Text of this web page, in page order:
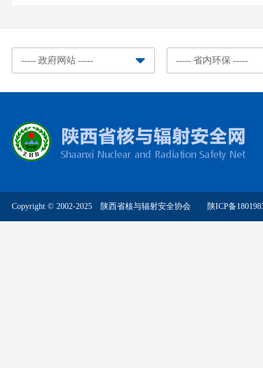
Copyright © 2002-2025 陕西省核与辐射安全协会 陕ICP备